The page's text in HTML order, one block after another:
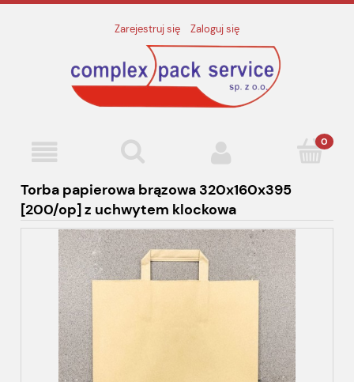
Zarejestruj się Zaloguj się
Torba papierowa brązowa 320x160x395
[200/op] z uchwytem klockowa